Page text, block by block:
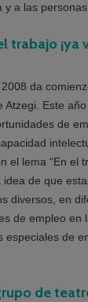
y a las personas
trabajo ¡ya
da
Atzegi. Este
de
el lema “En el
de que
diversos, en
de empleo en
de
de